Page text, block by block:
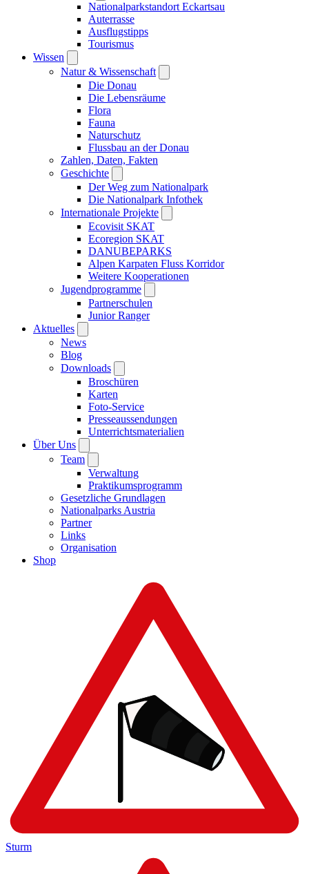
Nationalparkstandort Eckartsau
Auterrasse
Ausflugstipps
Tourismus
Wissen
Natur & Wissenschaft
Die Donau
Die Lebensräume
Flora
Fauna
Naturschutz
Flussbau an der Donau
Zahlen, Daten, Fakten
Geschichte
Der Weg zum Nationalpark
Die Nationalpark Infothek
Internationale Projekte
Ecovisit SKAT
Ecoregion SKAT
DANUBEPARKS
Alpen Karpaten Fluss Korridor
Weitere Kooperationen
Jugendprogramme
Partnerschulen
Junior Ranger
Aktuelles
News
Blog
Downloads
Broschüren
Karten
Foto-Service
Presseaussendungen
Unterrichtsmaterialien
Über Uns
Team
Verwaltung
Praktikumsprogramm
Gesetzliche Grundlagen
Nationalparks Austria
Partner
Links
Organisation
Shop
Sturm